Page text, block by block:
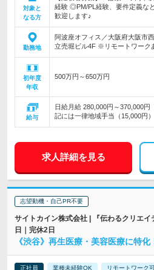
対象と
なる方
経験 ◎PM/PL経験、要件定義な
歓迎します♪
勤務地
阿波座オフィス／大阪府大阪市
立売堀ビル4F ※リモートワーク
初年度
年収
500万円～650万円
給与
日給月給 280,000円～370,000
記には一律地域手当（15,000円
求人詳細を見る
志望動機・自己PR不要
サイトカイン株式会社 | 『伝わるクリエ
日｜完休2日
《渋谷》再生医療・美容医療に特化
正社員 業種未経験OK リモートワーク